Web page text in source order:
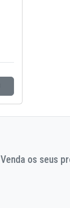
Venda os seus